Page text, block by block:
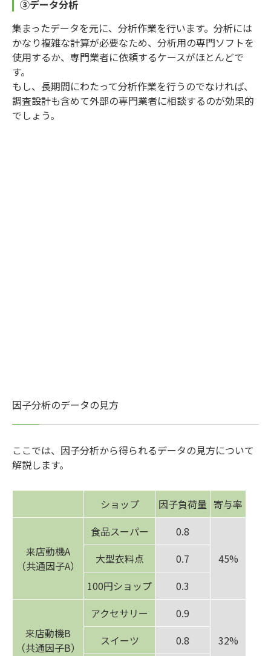
③データ分析
集まったデータを元に、分析作業を行います。分析には
かなり複雑な計算が必要なため、分析用の専門ソフトを
使用するか、専門業者に依頼するケースがほとんどで
す。
もし、長期間にわたって分析作業を行うのでなければ、
調査設計も含めて外部の専門業者に相談するのが効果的
でしょう。
因子分析のデータの見方
ここでは、因子分析から得られるデータの見方について
解説します。
ショップ 因子負荷量 寄与率
来店動機A
（共通因子A）
食品スーパー
0.8
45%
大型衣料点
0.7
100円ショップ
0.3
来店動機B
（共通因子B）
アクセサリー
0.9
32%
スイーツ
0.8